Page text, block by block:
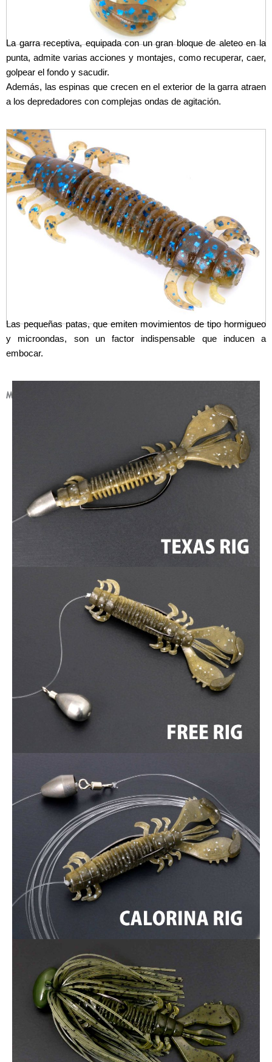
La garra receptiva, equipada con un gran bloque de aleteo en la
punta, admite varias acciones y montajes, como recuperar, caer,
golpear el fondo y sacudir.
Además, las espinas que crecen en el exterior de la garra atraen
a los depredadores con complejas ondas de agitación.
PATAS
Las pequeñas patas, que emiten movimientos de tipo hormigueo
y microondas, son un factor indispensable que inducen a
embocar.
MATCHED RIG